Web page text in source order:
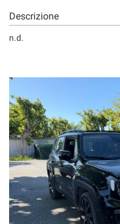
Descrizione
n.d.